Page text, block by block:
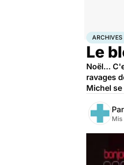
AccueilSanté
ARCHIVES
Le
Noël...
ravages
Michel
Par
Mis